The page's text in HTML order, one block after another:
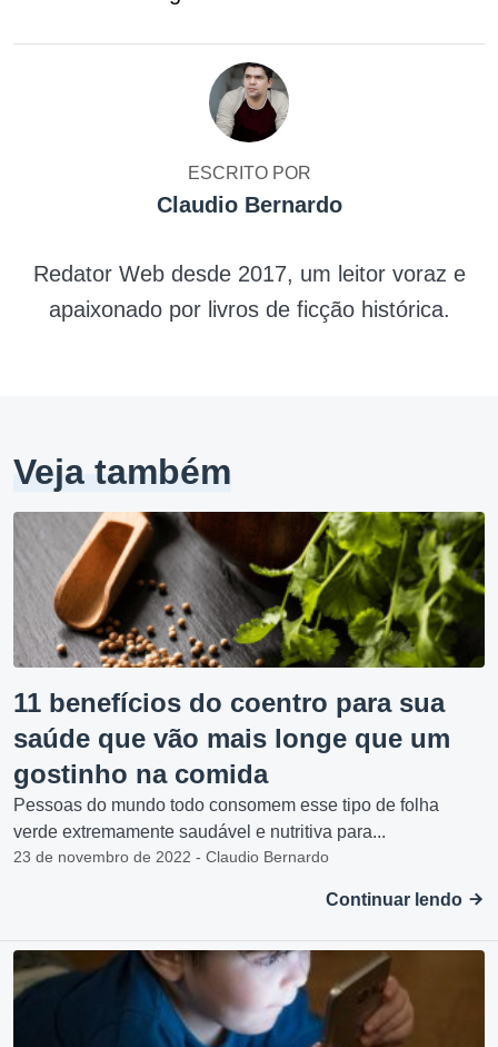
ESCRITO POR
Claudio Bernardo
Redator Web desde 2017, um leitor voraz e
apaixonado por livros de ficção histórica.
Veja também
11 benefícios do coentro para sua
saúde que vão mais longe que um
gostinho na comida
Pessoas do mundo todo consomem esse tipo de folha
verde extremamente saudável e nutritiva para...
23 de novembro de 2022 - Claudio Bernardo
Continuar lendo